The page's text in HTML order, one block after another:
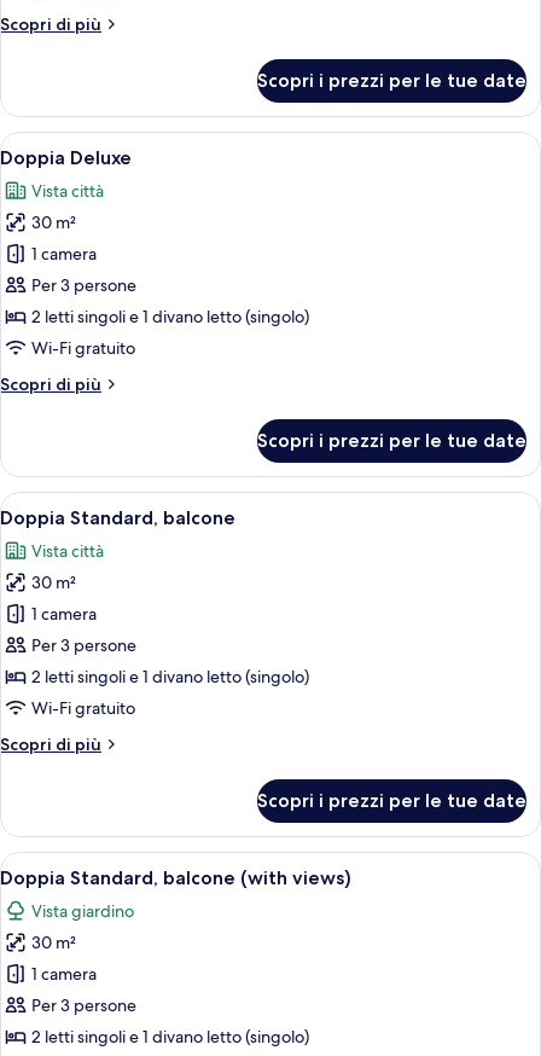
views)
Scopri di più
Altri
Standard,
balcone
(with
views)
Scopri i prezzi per le tue date
Apri
tutte
le
foto
per
Doppia
Deluxe
Doppia Deluxe | Tende oscuranti,
5
Doppia Deluxe
Vista città
30 m²
1 camera
Per 3 persone
2 letti singoli e 1 divano letto (singolo)
Wi-Fi gratuito
Scopri di più
Altri
Deluxe
Scopri i prezzi per le tue date
Apri
tutte
le
foto
per
Doppia
Standard,
balcone
Camera d'albergo con un letto
5
Doppia Standard, balcone
Vista città
30 m²
1 camera
Per 3 persone
2 letti singoli e 1 divano letto (singolo)
Wi-Fi gratuito
Scopri di più
Altri
Standard,
balcone
Scopri i prezzi per le tue date
Apri
tutte
le
foto
per
Doppia
Standard,
Camera d'albergo con un letto
3
Doppia Standard, balcone (with views)
Vista giardino
30 m²
1 camera
Per 3 persone
2 letti singoli e 1 divano letto (singolo)